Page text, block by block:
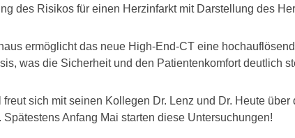
des Risikos für einen Herzinfarkt mit Darstellung des
ermöglicht das neue High-End-CT eine
was die Sicherheit und den Patientenkomfort deutlich
freut sich mit seinen Kollegen Dr. Lenz und Dr. Heute
Spätestens Anfang Mai starten diese Untersuchungen!